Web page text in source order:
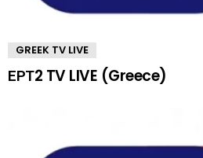
GREEK TV LIVE
ΕΡΤ2 TV LIVE (Greece)